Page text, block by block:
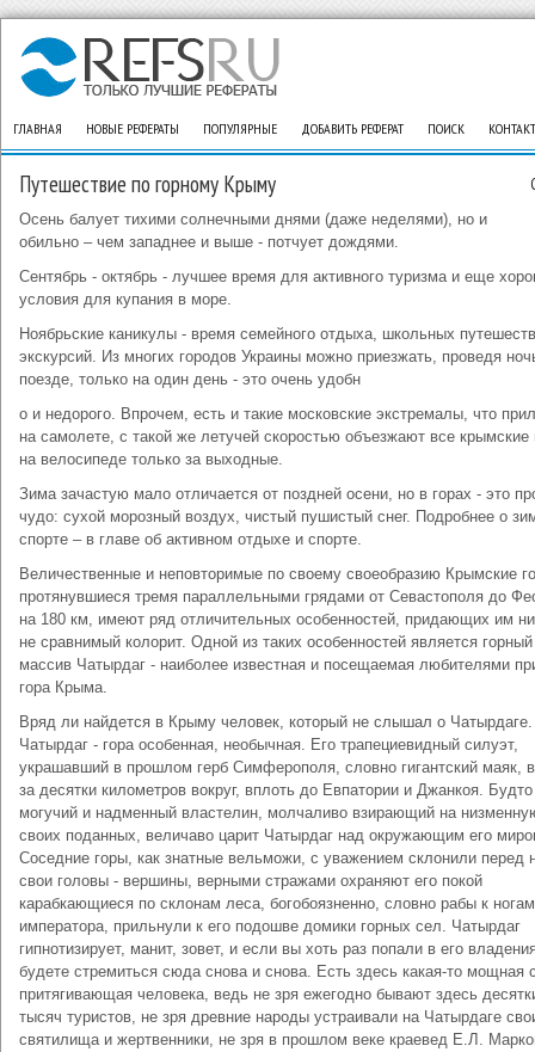
ГЛАВНАЯ НОВЫЕ РЕФЕРАТЫ ПОПУЛЯРНЫЕ ДОБАВИТЬ РЕФЕРАТ ПОИСК
Путешествие по горному Крыму
Осень балует тихими солнечными днями (даже неделями), но и
обильно – чем западнее и выше - потчует дождями.
Сентябрь - октябрь - лучшее время для активного туризма и еще
условия для купания в море.
Ноябрьские каникулы - время семейного отдыха, школьных
экскурсий. Из многих городов Украины можно приезжать, проведя
поезде, только на один день - это очень удобн
о и недорого. Впрочем, есть и такие московские экстремалы, что
на самолете, с такой же летучей скоростью объезжают все крымские
на велосипеде только за выходные.
Зима зачастую мало отличается от поздней осени, но в горах - это
чудо: сухой морозный воздух, чистый пушистый снег. Подробнее о
спорте – в главе об активном отдыхе и спорте.
Величественные и неповторимые по своему своеобразию Крымские
протянувшиеся тремя параллельными грядами от Севастополя до
на 180 км, имеют ряд отличительных особенностей, придающих им
не сравнимый колорит. Одной из таких особенностей является горный
массив Чатырдаг - наиболее известная и посещаемая любителями
гора Крыма.
Вряд ли найдется в Крыму человек, который не слышал о Чатырдаге.
Чатырдаг - гора особенная, необычная. Его трапециевидный силуэт,
украшавший в прошлом герб Симферополя, словно гигантский маяк,
за десятки километров вокруг, вплоть до Евпатории и Джанкоя. Будто
могучий и надменный властелин, молчаливо взирающий на
своих поданных, величаво царит Чатырдаг над окружающим его
Соседние горы, как знатные вельможи, с уважением склонили перед
свои головы - вершины, верными стражами охраняют его покой
карабкающиеся по склонам леса, богобоязненно, словно рабы к ногам
императора, прильнули к его подошве домики горных сел. Чатырдаг
гипнотизирует, манит, зовет, и если вы хоть раз попали в его
будете стремиться сюда снова и снова. Есть здесь какая-то мощная
притягивающая человека, ведь не зря ежегодно бывают здесь
тысяч туристов, не зря древние народы устраивали на Чатырдаге
святилища и жертвенники, не зря в прошлом веке краевед Е.Л.